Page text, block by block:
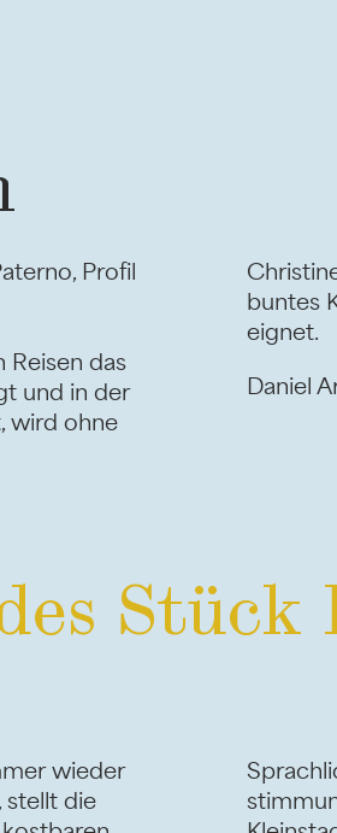
Profil
Reisen das
und in der
wird ohne
buntes
eignet.
Daniel
Stück
wieder
stellt die